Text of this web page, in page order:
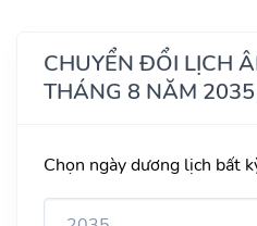
CHUYỂN ĐỔI LỊCH
THÁNG 8 NĂM 2035
Chọn ngày dương lịch bất